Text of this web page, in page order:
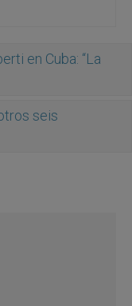
en Cuba: “La
seis